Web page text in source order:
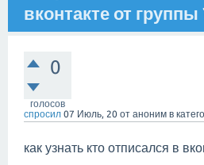
вконтакте от группы
0
голосов
спросил 07 Июль, 20 от аноним в
как узнать кто отписался в